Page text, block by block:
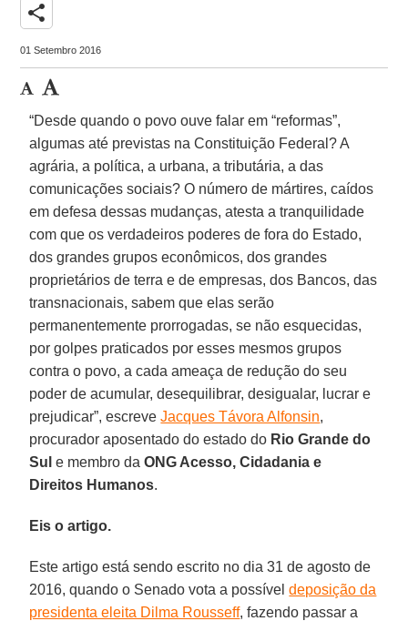
share
01 Setembro 2016
“Desde quando o povo ouve falar em “reformas”,
algumas até previstas na Constituição Federal? A
agrária, a política, a urbana, a tributária, a das
comunicações sociais? O número de mártires, caídos
em defesa dessas mudanças, atesta a tranquilidade
com que os verdadeiros poderes de fora do Estado,
dos grandes grupos econômicos, dos grandes
proprietários de terra e de empresas, dos Bancos, das
transnacionais, sabem que elas serão
permanentemente prorrogadas, se não esquecidas,
por golpes praticados por esses mesmos grupos
contra o povo, a cada ameaça de redução do seu
poder de acumular, desequilibrar, desigualar, lucrar e
prejudicar”, escreveJacques Távora Alfonsin,
procurador aposentado do estado do Rio Grande do
Sul e membro daONG Acesso, Cidadania e
Direitos Humanos.
Eis o artigo.
Este artigo está sendo escrito no dia 31 de agosto de
2016, quando o Senado vota a possíveldeposição da
presidenta eleita Dilma Rousseff, fazendo passar a